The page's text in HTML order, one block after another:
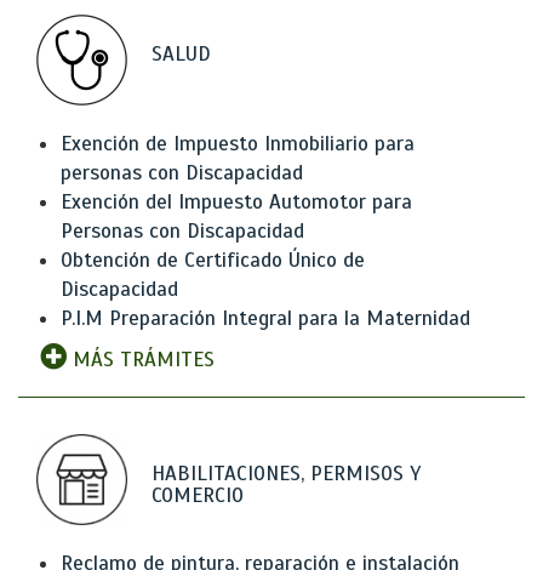
SALUD
Exención de Impuesto Inmobiliario para
personas con Discapacidad
Exención del Impuesto Automotor para
Personas con Discapacidad
Obtención de Certificado Único de
Discapacidad
P.I.M Preparación Integral para la Maternidad
MÁS TRÁMITES
HABILITACIONES, PERMISOS Y
COMERCIO
Reclamo de pintura, reparación e instalación